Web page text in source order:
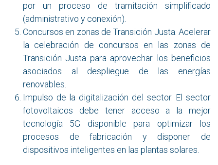
por un proceso de tramitación simplificado
(administrativo y conexión).
Concursos en zonas de Transición Justa. Acelerar
la celebración de concursos en las zonas de
Transición Justa para aprovechar los beneficios
asociados al despliegue de las energías
renovables.
Impulso de la digitalización del sector. El sector
fotovoltaicos debe tener acceso a la mejor
tecnología 5G disponible para optimizar los
procesos de fabricación y disponer de
dispositivos inteligentes en las plantas solares.